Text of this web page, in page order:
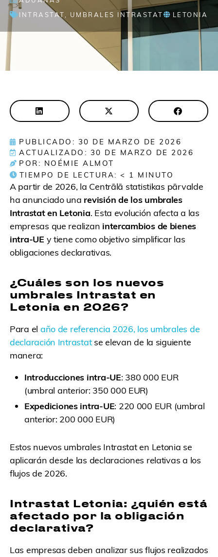
INTRASTAT
UMBRALES INTRASTAT LETONIA
PUBLICADO: 30 DE MARZO DE 2026
ACTUALIZADO: 30 DE MARZO DE 2026
POR: NOÉMIE ALMOT
TIEMPO DE LECTURA: < 1 MINUTO
A partir de 2026, la Centrālā statistikas pārvalde
ha anunciado una revisión de los umbrales
Intrastat en Letonia. Esta evolución afecta a las
empresas que realizan intercambios de bienes
intra-UE y tiene como objetivo simplificar las
obligaciones declarativas.
¿Cuáles son los nuevos
umbrales Intrastat en
Letonia en 2026?
Para el año de referencia 2026, los umbrales de
declaración Intrastatse elevan de la siguiente
manera:
Introducciones intra-UE: 380 000 EUR
(umbral anterior: 350 000 EUR)
Expediciones intra-UE: 220 000 EUR (umbral
anterior: 200 000 EUR)
Estos nuevos umbrales Intrastat en Letonia se
aplicarán desde las declaraciones relativas a los
flujos de 2026.
Intrastat Letonia: ¿quién está
afectado por la obligación
declarativa?
Las empresas deben analizar sus flujos realizados